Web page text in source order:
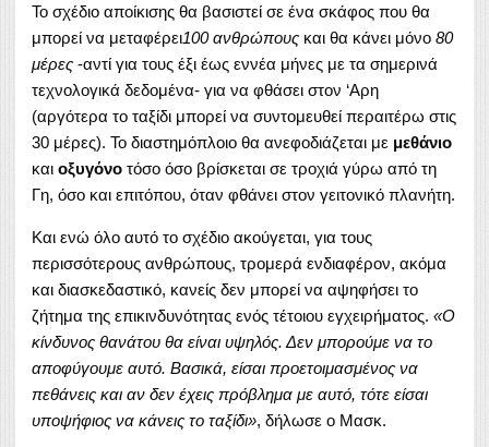
Το σχέδιο αποίκισης θα βασιστεί σε ένα σκάφος που θα
μπορεί να μεταφέρει100 ανθρώπους και θα κάνει μόνο 80
μέρες -αντί για τους έξι έως εννέα μήνες με τα σημερινά
τεχνολογικά δεδομένα- για να φθάσει στον ‘Αρη
(αργότερα το ταξίδι μπορεί να συντομευθεί περαιτέρω στις
30 μέρες). Το διαστημόπλοιο θα ανεφοδιάζεται με μεθάνιο
και οξυγόνο τόσο όσο βρίσκεται σε τροχιά γύρω από τη
Γη, όσο και επιτόπου, όταν φθάνει στον γειτονικό πλανήτη.
Και ενώ όλο αυτό το σχέδιο ακούγεται, για τους
περισσότερους ανθρώπους, τρομερά ενδιαφέρον, ακόμα
και διασκεδαστικό, κανείς δεν μπορεί να αψηφήσει το
ζήτημα της επικινδυνότητας ενός τέτοιου εγχειρήματος. «Ο
κίνδυνος θανάτου θα είναι υψηλός. Δεν μπορούμε να το
αποφύγουμε αυτό. Βασικά, είσαι προετοιμασμένος να
πεθάνεις και αν δεν έχεις πρόβλημα με αυτό, τότε είσαι
υποψήφιος να κάνεις το ταξίδι», δήλωσε ο Μασκ.